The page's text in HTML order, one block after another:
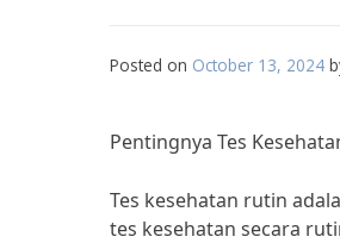
Posted on October 13, 2024
Pentingnya Tes
Tes kesehatan rutin
tes kesehatan secara